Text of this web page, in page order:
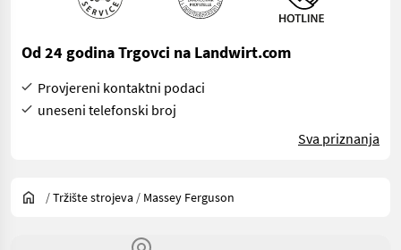
Od 24 godina Trgovci na Landwirt.com
Provjereni kontaktni podaci
uneseni telefonski broj
Sva priznanja
/Tržište strojeva / Massey Ferguson